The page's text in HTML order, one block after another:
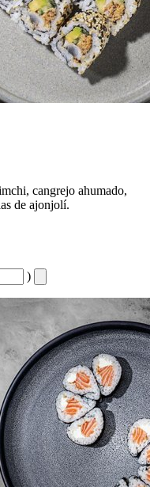
cangrejo ahumado,
de ajonjolí.
)